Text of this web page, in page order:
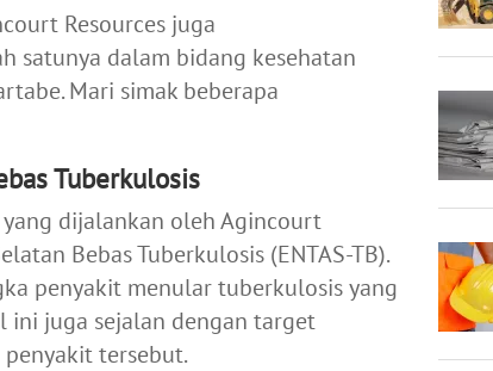
Resources juga
satunya dalam bidang kesehatan
Mari simak beberapa
Tuberkulosis
dijalankan oleh Agincourt
Bebas Tuberkulosis (ENTAS-TB).
penyakit menular tuberkulosis yang
ini juga sejalan dengan target
tersebut.